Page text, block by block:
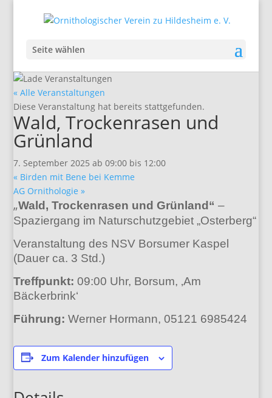
Seite wählen
« Alle Veranstaltungen
Diese Veranstaltung hat bereits stattgefunden.
Wald, Trockenrasen und
Grünland
7. September 2025 ab 09:00 bis 12:00
« Birden mit Bene bei Kemme
AG Ornithologie»
„Wald, Trockenrasen und Grünland“ –
Spaziergang im Naturschutzgebiet „Osterberg“
Veranstaltung des NSV Borsumer Kaspel
(Dauer ca. 3 Std.)
Treffpunkt: 09:00 Uhr, Borsum, ‚Am
Bäckerbrink‘
Führung: Werner Hormann, 05121 6985424
Zum Kalender hinzufügen